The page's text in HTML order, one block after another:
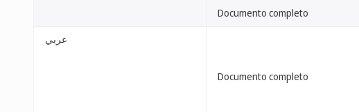
Documento completo
عربي
Documento completo